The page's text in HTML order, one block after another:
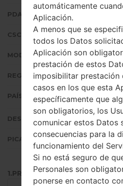
PDA/AP VERSIÓN
CSC VERSIÓN
MODEM/CP VERSIÓN
REGIÓN
PAÍS (UN/EL PAÍS)
DESCRIPCIÓN
PICADILLO
1.PRESIONE EL BOTÓN PARA
automáticamente
Aplicación.
A menos que se
todos los Datos
Aplicación son
prestación de estos
imposibilitar prestación
casos en los que esta
específicamente que
son obligatorios, los
comunicar estos Datos
consecuencias para la
funcionamiento del
Si no está seguro de
Personales son
ponerse en contacto